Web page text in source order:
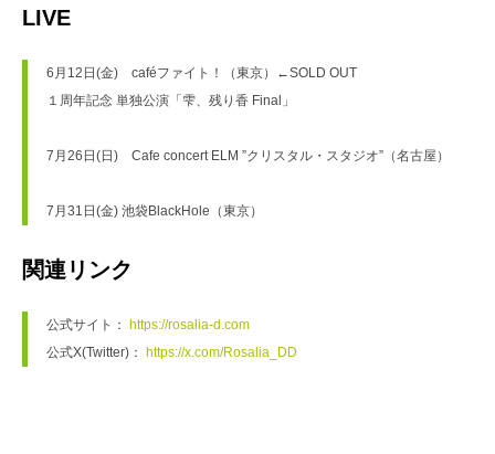
LIVE
6月12日(金)　caféファイト！（東京）←SOLD OUT
１周年記念 単独公演「雫、残り香 Final」
7月26日(日)　Cafe concert ELM ”クリスタル・スタジオ”（名古屋）
7月31日(金) 池袋BlackHole（東京）
関連リンク
公式サイト： https://rosalia-d.com
公式X(Twitter)： https://x.com/Rosalia_DD